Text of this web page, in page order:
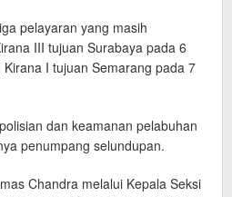
pelayaran yang masih
III tujuan Surabaya pada 6
I tujuan Semarang pada 7
dan keamanan pelabuhan
penumpang selundupan.
Chandra melalui Kepala Seksi